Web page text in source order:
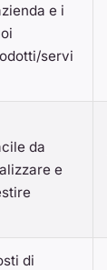
e i
servi
da
e
di